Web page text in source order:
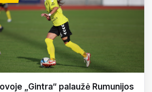
„Gintra“ palaužė Rumunijos